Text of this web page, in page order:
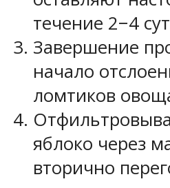
течение 2−4
Завершение
начало
ломтиков
яблоко через
вторично